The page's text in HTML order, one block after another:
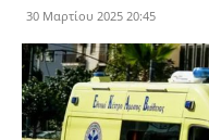
30 Μαρτίου 2025 20:45